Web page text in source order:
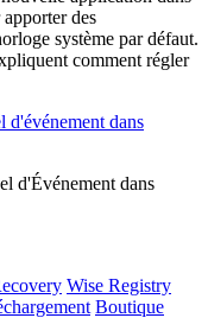
des
système par défaut.
comment régler
d'événement dans
d'Événement dans
Wise Registry
Boutique